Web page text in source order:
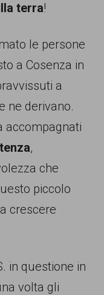
terra!
le persone
a Cosenza in
a
ne derivano.
accompagnati
,
che
piccolo
crescere
in questione in
volta gli